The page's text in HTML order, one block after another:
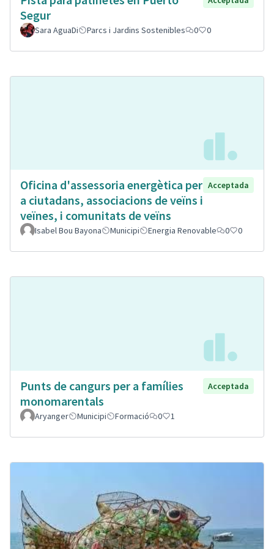
Segur
Sara AguaDi Parcs i Jardins Sostenibles 0 0
Oficina d'assessoria energètica per
a ciutadans, associacions de veïns i
veïnes, i comunitats de veïns
Acceptada
Isabel Bou Bayona Municipi Energia Renovable 0 0
Punts de cangurs per a famílies
monomarentals
Acceptada
Aryanger Municipi Formació 0 1